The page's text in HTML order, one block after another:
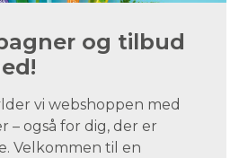
og tilbud
vi webshoppen med
– også for dig, der er
Velkommen til en